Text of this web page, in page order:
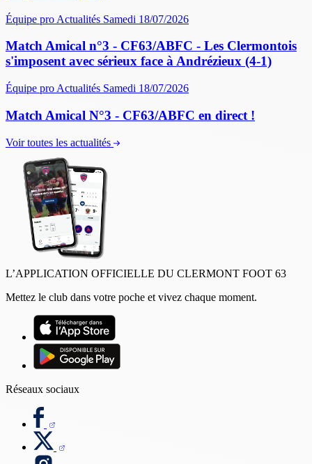
Équipe pro Actualités Samedi 18/07/2026
Match Amical n°3 - CF63/ABFC - Les Clermontois
s'imposent avec sérieux face à Andrézieux (4-1)
Équipe pro Actualités Samedi 18/07/2026
Match Amical N°3 - CF63/ABFC en direct !
Voir toutes les actualités
L’APPLICATION OFFICIELLE DU CLERMONT FOOT 63
Mettez le club dans votre poche et vivez chaque moment.
Réseaux sociaux